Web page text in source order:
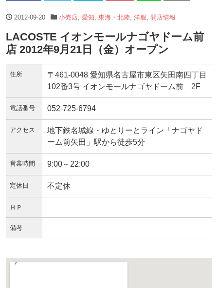
2012-09-20 小売店, 愛知 東海・北陸, 洋服 開店情報
LACOSTE イオンモールナゴヤドーム前
店 2012年9月21日（金）オープン
住所
〒461-0048 愛知県名古屋市東区矢田南四丁目
102番3号 イオンモールナゴヤドーム前 2F
電話番号 052-725-6794
アクセス
地下鉄名城線・ゆとりーとライン「ナゴヤド
ーム前矢田」駅から徒歩5分
営業時間 9:00～22:00
定休日 不定休
ＨＰ
備考